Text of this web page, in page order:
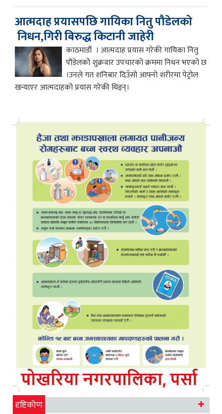
आत्मदाह प्रयासपछि गायिका नितु पौडेलको
निधन,गिरी बिरुद्ध किटानी जाहेरी
काठमाडौं । आत्मदाह प्रयास गरेकी गायिका नितु
पौडेलको शुक्रवार उपचारको क्रममा निधन भएको छ
।उनले गत शनिबार दिउँसो आफ्नो शरीरमा पेट्रोल
खन्याएर आत्मदाहको प्रयास गरेकी थिइन्।
दृष्टिकोण